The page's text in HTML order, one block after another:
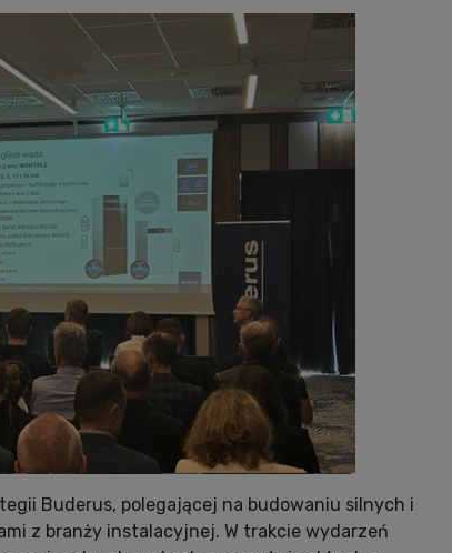
Buderus, polegającej na budowaniu silnych i
z branży instalacyjnej. W trakcie wydarzeń